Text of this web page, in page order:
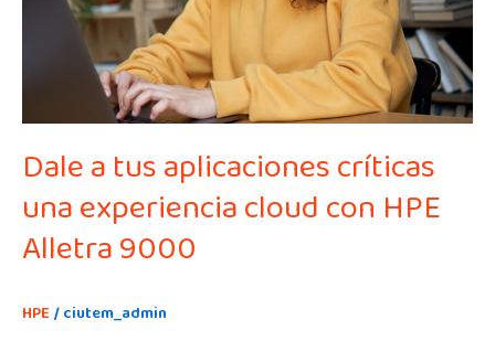
Dale a tus aplicaciones críticas
una experiencia cloud con HPE
Alletra 9000
HPE /ciutem_admin
experiencia
Alletra